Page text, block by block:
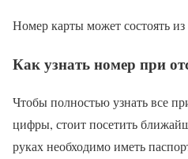
Номер карты может состоять
Как узнать номер при
Чтобы полностью узнать все
цифры, стоит посетить
руках необходимо иметь